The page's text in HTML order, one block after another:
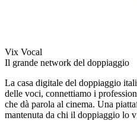
Vix Vocal
Il grande network del doppiaggio
La casa digitale del doppiaggio
delle voci, connettiamo i
che dà parola al cinema. Una
mantenuta da chi il doppiaggio lo